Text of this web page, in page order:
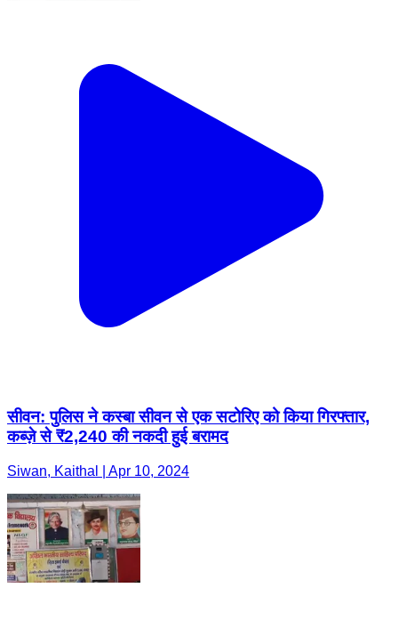
सीवन: पुलिस ने कस्बा सीवन से एक सटोरिए को किया गिरफ्तार,
कब्ज़े से ₹2,240 की नकदी हुई बरामद
Siwan, Kaithal | Apr 10, 2024